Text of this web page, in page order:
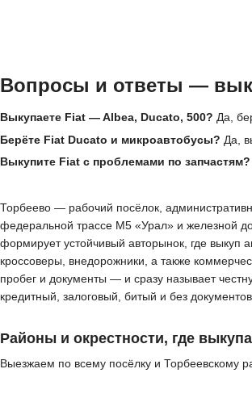
Вопросы и ответы —
Выкупаете Fiat — Albea, Ducato, 500? Да,
Берёте Fiat Ducato и микроавтобусы? Да,
Выкупите Fiat с проблемами по запчастям?
Торбеево — рабочий посёлок,
федеральной трассе М5 «Урал» и железной
формирует устойчивый авторынок, где выкуп
кроссоверы, внедорожники, а также
пробег и документы — и сразу называет
кредитный, залоговый, битый и без
Районы и окрестности, где
Выезжаем по всему посёлку и Торбеевскому